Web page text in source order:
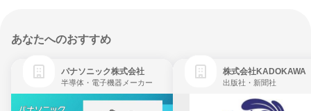
あなたへのおすすめ
パナソニック株式会社
半導体・電子機器メーカー
株式会社KADOKAWA
出版社・新聞社